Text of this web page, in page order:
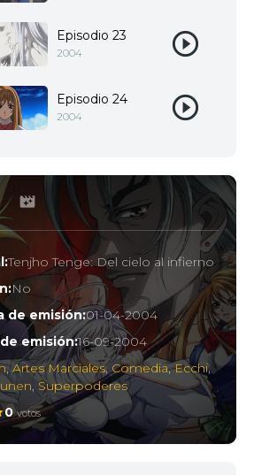
Episodio 23
2004
Episodio 24
2004
Tenjho Tenge: Del cielo al infierno
No
de emisión:01-04-2004
emisión:16-09-2004
,Artes Marciales,Comedia,Ecchi,
, Superpoderes
0 votos